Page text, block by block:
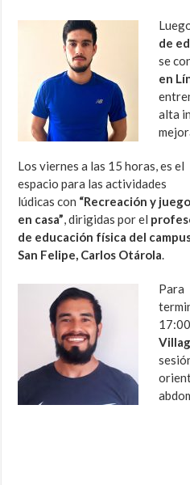
de
se
en
alta
Los viernes a las 15 horas, es el
espacio para las actividades
lúdicas con “Recreación y
en casa”, dirigidas por el
de educación física del
San Felipe, Carlos Otárola.
Para